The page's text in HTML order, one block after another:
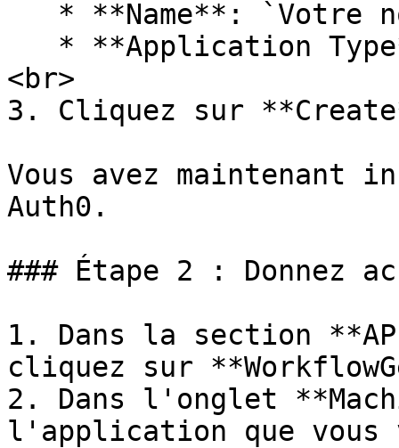
<br>
3. Cliquez sur
Vous avez
Auth0.
### Étape 2 : Donnez
1. Dans la section
cliquez sur
2. Dans l'onglet
l'application que vous